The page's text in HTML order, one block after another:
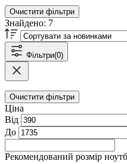
Очистити фільтри
Знайдено: 7
Фільтри(0)
Очистити фільтри
Ціна
Від
До
Рекомендований розмір